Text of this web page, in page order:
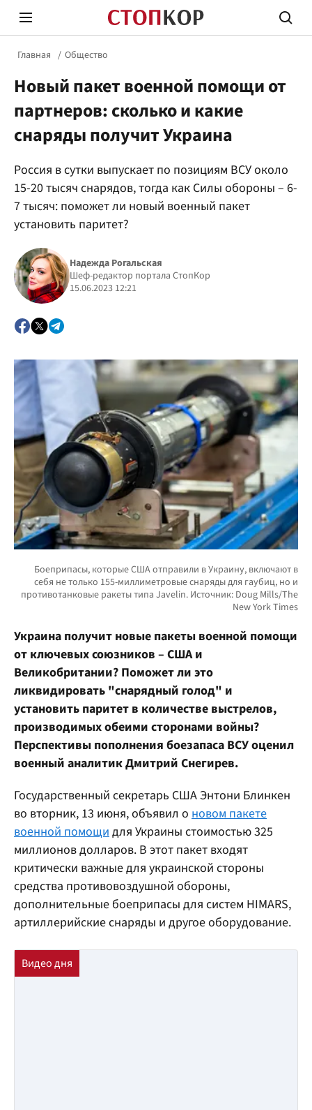
Политика
Главная Общество
Новый пакет военной помощи от
партнеров: сколько и какие
снаряды получит Украина
Россия в сутки выпускает по позициям ВСУ около
15-20 тысяч снарядов, тогда как Силы обороны – 6-
7 тысяч: поможет ли новый военный пакет
установить паритет?
Надежда Рогальская
Шеф-редактор портала СтопКор
15.06.2023 12:21
Украина получит новые пакеты военной помощи
от ключевых союзников – США и
Великобритании? Поможет ли это
ликвидировать "снарядный голод" и
установить паритет в количестве выстрелов,
производимых обеими сторонами войны?
Перспективы пополнения боезапаса ВСУ оценил
военный аналитик Дмитрий Снегирев.
Государственный секретарь США Энтони Блинкен
во вторник, 13 июня, объявил о новом пакете
военной помощи для Украины стоимостью 325
миллионов долларов. В этот пакет входят
критически важные для украинской стороны
средства противовоздушной обороны,
дополнительные боеприпасы для систем HIMARS,
артиллерийские снаряды и другое оборудование.